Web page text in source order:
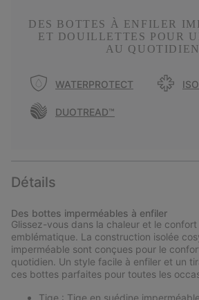
DES BOTTES À ENFILER
ET DOUILLETTES POUR
AU
WATERPROTECT
DUOTREAD™
Détails
Des bottes imperméables à enfiler
Glissez-vous dans la chaleur et le
emblématique. La construction isolée
imperméable sont conçues pour le
quotidien. Un style facile à enfiler et un
ces bottes parfaites pour toutes les
Tige : Tige en suédine